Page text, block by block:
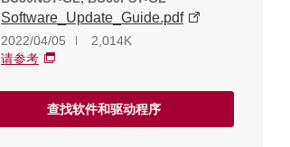
Software_Update_Guide.pdf
2022/04/05
2,014K
请参考
查找软件和驱动程序